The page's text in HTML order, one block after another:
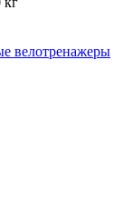
велотренажеры